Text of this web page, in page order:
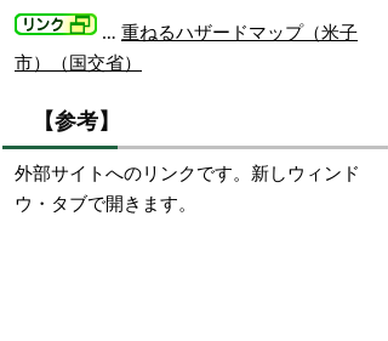
… 重ねるハザードマップ（米子
市）（国交省）
【参考】
外部サイトへのリンクです。新しウィンド
ウ・タブで開きます。